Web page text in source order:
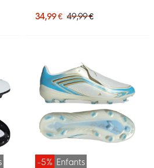
Enfants Noir Blanc Rouge
34,99 € 49,99 €
-5% Enfants